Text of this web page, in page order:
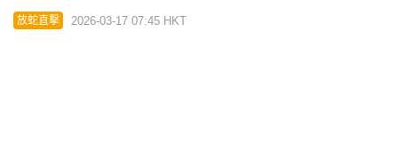
放蛇直擊 2026-03-17 07:45 HKT